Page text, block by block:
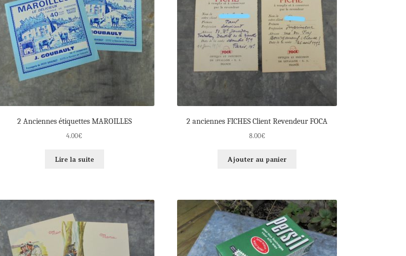
2 Anciennes étiquettes MAROILLES
4.00€
Lire la suite
2 anciennes FICHES Client Revendeur FOCA
8.00€
Ajouter au panier